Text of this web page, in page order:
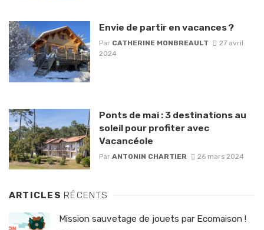
Envie de partir en vacances ?
Par CATHERINE MONBREAULT
27 avril
2024
Ponts de mai : 3 destinations au
soleil pour profiter avec
Vacancéole
Par ANTONIN CHARTIER 26 mars 2024
ARTICLES RÉCENTS
Mission sauvetage de jouets par Ecomaison !